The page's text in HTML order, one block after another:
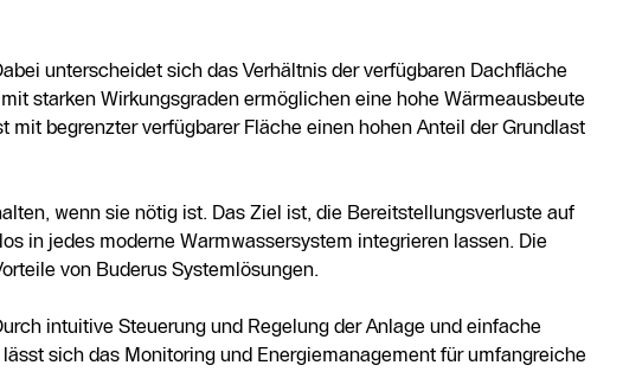
unterscheidet sich das Verhältnis der verfügbaren Dachfläche
starken Wirkungsgraden ermöglichen eine hohe Wärmeausbeute
begrenzter verfügbarer Fläche einen hohen Anteil der Grundlast
wenn sie nötig ist. Das Ziel ist, die Bereitstellungsverluste auf
in jedes moderne Warmwassersystem integrieren lassen. Die
von Buderus Systemlösungen.
intuitive Steuerung und Regelung der Anlage und einfache
sich das Monitoring und Energiemanagement für umfangreiche